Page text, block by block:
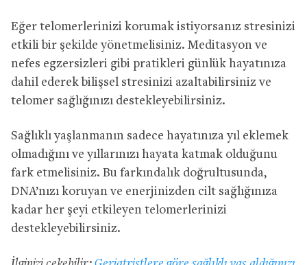
Eğer telomerlerinizi korumak istiyorsanız stresinizi
etkili bir şekilde yönetmelisiniz. Meditasyon ve
nefes egzersizleri gibi pratikleri günlük hayatınıza
dahil ederek bilişsel stresinizi azaltabilirsiniz ve
telomer sağlığınızı destekleyebilirsiniz.
Sağlıklı yaşlanmanın sadece hayatınıza yıl eklemek
olmadığını ve yıllarınızı hayata katmak olduğunu
fark etmelisiniz. Bu farkındalık doğrultusunda,
DNA’nızı koruyan ve enerjinizden cilt sağlığınıza
kadar her şeyi etkileyen telomerlerinizi
destekleyebilirsiniz.